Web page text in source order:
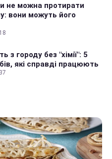
не можна протирати
вони можуть його
з городу без "хімії": 5
які справді працюють